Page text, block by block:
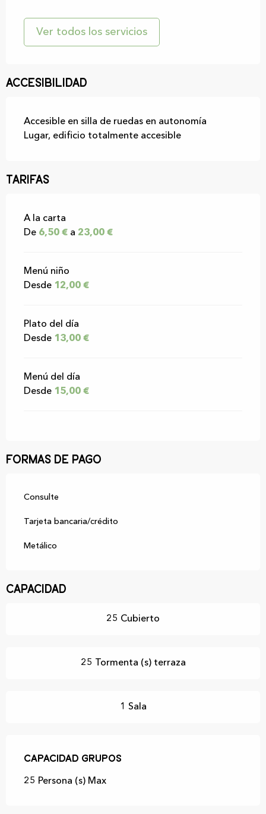
Ver todos los servicios
Accesibilidad
Accesible en silla de ruedas en autonomía
Lugar, edificio totalmente accesible
Tarifas
Tarifas 2027
A la carta
De 6,50 € a 23,00 €
Menú niño
Desde 12,00 €
Plato del día
Desde 13,00 €
Menú del día
Desde 15,00 €
Formas de pago
Consulte
Tarjeta bancaria/crédito
Metálico
Capacidad
25 Cubierto
25 Tormenta (s) terraza
1 Sala
Capacidad grupos
Capacidad grupos
25 Persona (s) Max